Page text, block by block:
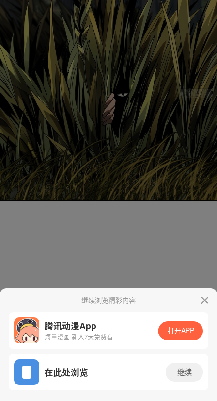
App免费看
继续浏览精彩内容
腾讯动漫App
海量漫画 新人7天免费看
打开APP
在此处浏览 继续